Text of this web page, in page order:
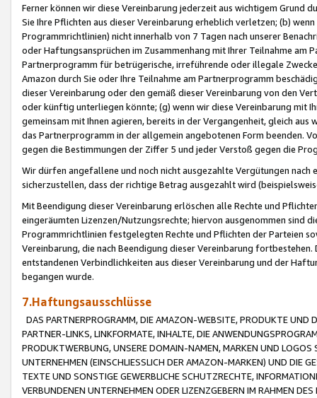
Ferner können wir diese Vereinbarung jederzeit aus wichtigem Grund
Sie Ihre Pflichten aus dieser Vereinbarung erheblich verletzen; (b)
Programmrichtlinien) nicht innerhalb von 7 Tagen nach unserer
oder Haftungsansprüchen im Zusammenhang mit Ihrer Teilnahme am
Partnerprogramm für betrügerische, irreführende oder illegale
Amazon durch Sie oder Ihre Teilnahme am Partnerprogramm
dieser Vereinbarung oder den gemäß dieser Vereinbarung von den
oder künftig unterliegen könnte; (g) wenn wir diese Vereinbarung mit
gemeinsam mit Ihnen agieren, bereits in der Vergangenheit, gleich
das Partnerprogramm in der allgemein angebotenen Form beenden.
gegen die Bestimmungen der Ziffer 5 und jeder Verstoß gegen die
Wir dürfen angefallene und noch nicht ausgezahlte Vergütungen
sicherzustellen, dass der richtige Betrag ausgezahlt wird
Mit Beendigung dieser Vereinbarung erlöschen alle Rechte und
eingeräumten Lizenzen/Nutzungsrechte; hiervon ausgenommen sind
Programmrichtlinien festgelegten Rechte und Pflichten der Parteien
Vereinbarung, die nach Beendigung dieser Vereinbarung
entstandenen Verbindlichkeiten aus dieser Vereinbarung und der
begangen wurde.
7.Haftungsausschlüsse
DAS PARTNERPROGRAMM, DIE AMAZON-WEBSITE, PRODUKTE UND
PARTNER-LINKS, LINKFORMATE, INHALTE, DIE
PRODUKTWERBUNG, UNSERE DOMAIN-NAMEN, MARKEN UND
UNTERNEHMEN (EINSCHLIESSLICH DER AMAZON-MARKEN) UND DIE
TEXTE UND SONSTIGE GEWERBLICHE SCHUTZRECHTE,
VERBUNDENEN UNTERNEHMEN ODER LIZENZGEBERN IM RAHMEN